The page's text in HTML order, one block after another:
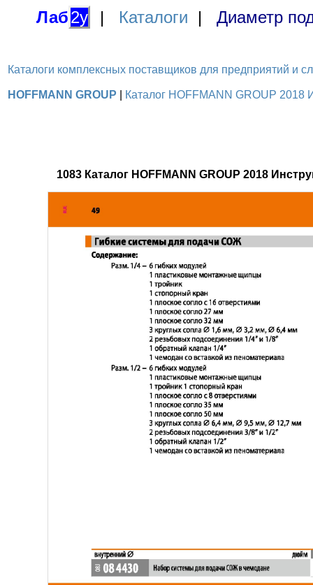
Лаб2у | Каталоги | Диаметр
Каталоги комплексных поставщиков для предприятий и
HOFFMANN GROUP Каталог HOFFMANN GROUP 2018
1083 Каталог HOFFMANN GROUP 2018